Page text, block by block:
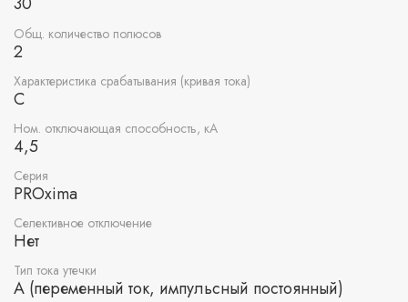
Общ. количество полюсов
2
Характеристика срабатывания (кривая тока)
C
Ном. отключающая способность, кА
4,5
Серия
PROxima
Селективное отключение
Нет
Тип тока утечки
A (переменный ток, импульсный постоянный)